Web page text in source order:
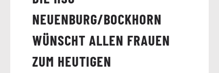
NEUENBURG/BOCKHORN
WÜNSCHT ALLEN FRAUEN
ZUM HEUTIGEN